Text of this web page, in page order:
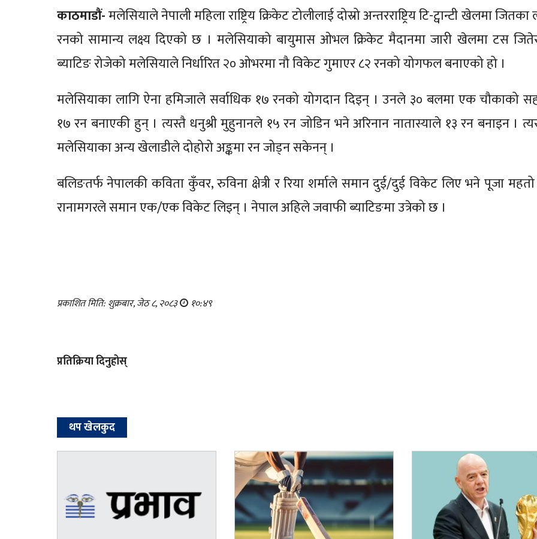
काठमाडौं-मलेसियाले नेपाली महिला राष्ट्रिय क्रिकेट टोलीलाई दोस्रो अन्तरराष्ट्रिय टि-ट्वान्टी खेलमा जितका
रनको सामान्य लक्ष्य दिएको छ । मलेसियाको बायुमास ओभल क्रिकेट मैदानमा जारी खेलमा टस
ब्याटिङ रोजेको मलेसियाले निर्धारित २० ओभरमा नौ विकेट गुमाएर ८२ रनको योगफल बनाएको हो ।
मलेसियाका लागि ऐना हमिजाले सर्वाधिक १७ रनको योगदान दिइन् । उनले ३० बलमा एक चौकाको
१७ रन बनाएकी हुन् । त्यस्तै धनुश्री मुहुनानले १५ रन जोडिन भने अरिनान नातास्याले १३ रन बनाइन ।
मलेसियाका अन्य खेलाडीले दोहोरो अङ्कमा रन जोड्न सकेनन् ।
बलिङतर्फ नेपालकी कविता कुँवर, रुविना क्षेत्री र रिया शर्माले समान दुई/दुई विकेट लिए भने पूजा
रानामगरले समान एक/एक विकेट लिइन् । नेपाल अहिले जवाफी ब्याटिङमा उत्रेको छ ।
प्रकाशित मिति: शुक्रबार, जेठ ८, २०८३ १०:४९
प्रतिक्रिया दिनुहोस्
थप खेलकुद